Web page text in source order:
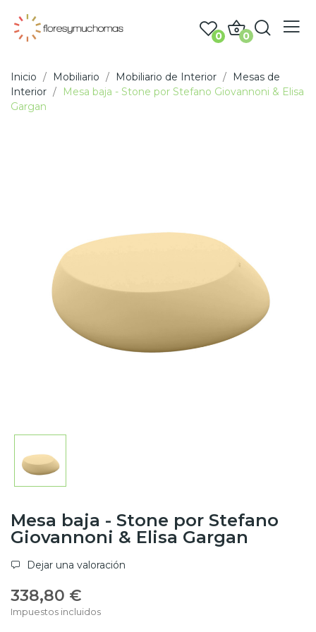
0 0
Inicio Mobiliario Mobiliario de Interior
Mesas de
Interior
Mesa baja - Stone por Stefano Giovannoni & Elisa
Gargan
Mesa baja - Stone por Stefano
Giovannoni & Elisa Gargan
Dejar una valoración
338,80 €
Impuestos incluidos